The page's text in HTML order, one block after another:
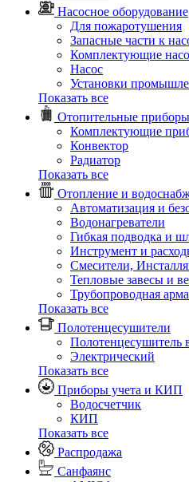
Насосное оборудование
Для пожаротушения
Запасные части к
Комплектующие
Насос
Установки
Показать все
Отопительные приборы
Комплектующие
Конвектор
Радиатор
Показать все
Отопление и
Автоматизация и
Водонагреватели
Гибкая подводка и
Инструмент и
Смесители,
Тепловые завесы и
Трубопроводная
Показать все
Полотенцесушители
Полотенцесушитель
Электрический
Показать все
Приборы учета и КИП
Водосчетчик
КИП
Показать все
Распродажа
Санфаянс